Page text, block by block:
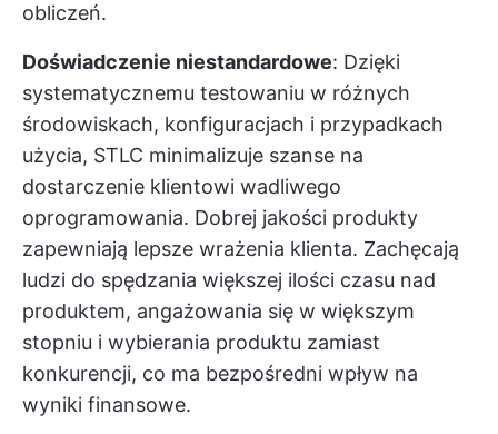
obliczeń.
Doświadczenie niestandardowe: Dzięki
systematycznemu testowaniu w różnych
środowiskach, konfiguracjach i przypadkach
użycia, STLC minimalizuje szanse na
dostarczenie klientowi wadliwego
oprogramowania. Dobrej jakości produkty
zapewniają lepsze wrażenia klienta. Zachęcają
ludzi do spędzania większej ilości czasu nad
produktem, angażowania się w większym
stopniu i wybierania produktu zamiast
konkurencji, co ma bezpośredni wpływ na
wyniki finansowe.